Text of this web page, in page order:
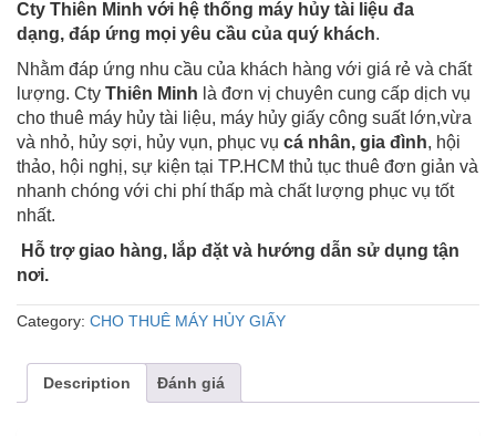
Cty Thiên Minh với hệ thống máy hủy tài liệu đa
dạng, đáp ứng mọi yêu cầu của quý khách.
Nhằm đáp ứng nhu cầu của khách hàng với giá rẻ và chất
lượng. Cty Thiên Minh là đơn vị chuyên cung cấp dịch vụ
cho thuê máy hủy tài liệu, máy hủy giấy công suất lớn,vừa
và nhỏ, hủy sợi, hủy vụn, phục vụ cá nhân, gia đình, hội
thảo, hội nghị, sự kiện tại TP.HCM thủ tục thuê đơn giản và
nhanh chóng với chi phí thấp mà chất lượng phục vụ tốt
nhất.
Hỗ trợ giao hàng, lắp đặt và hướng dẫn sử dụng tận
nơi.
Category: CHO THUÊ MÁY HỦY GIẤY
Description Đánh giá